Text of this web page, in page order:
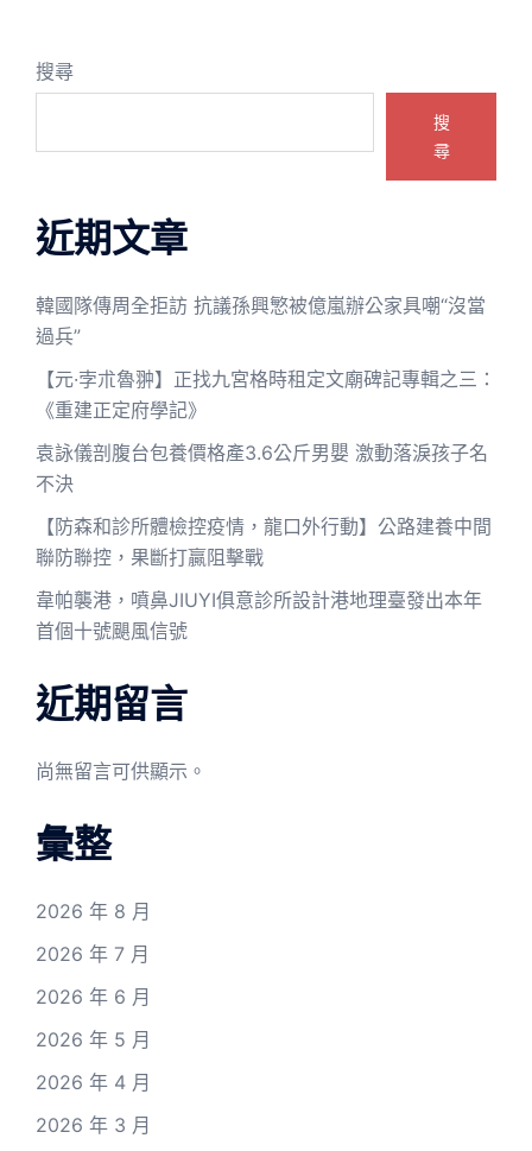
搜尋
搜
尋
近期文章
韓國隊傳周全拒訪 抗議孫興慜被億嵐辦公家具嘲“沒當
過兵”
【元·孛朮魯翀】正找九宮格時租定文廟碑記專輯之三：
《重建正定府學記》
袁詠儀剖腹台包養價格產3.6公斤男嬰 激動落淚孩子名
不決
【防森和診所體檢控疫情，龍口外行動】公路建養中間
聯防聯控，果斷打贏阻擊戰
韋帕襲港，噴鼻JIUYI俱意診所設計港地理臺發出本年
首個十號颶風信號
近期留言
尚無留言可供顯示。
彙整
2026 年 8 月
2026 年 7 月
2026 年 6 月
2026 年 5 月
2026 年 4 月
2026 年 3 月